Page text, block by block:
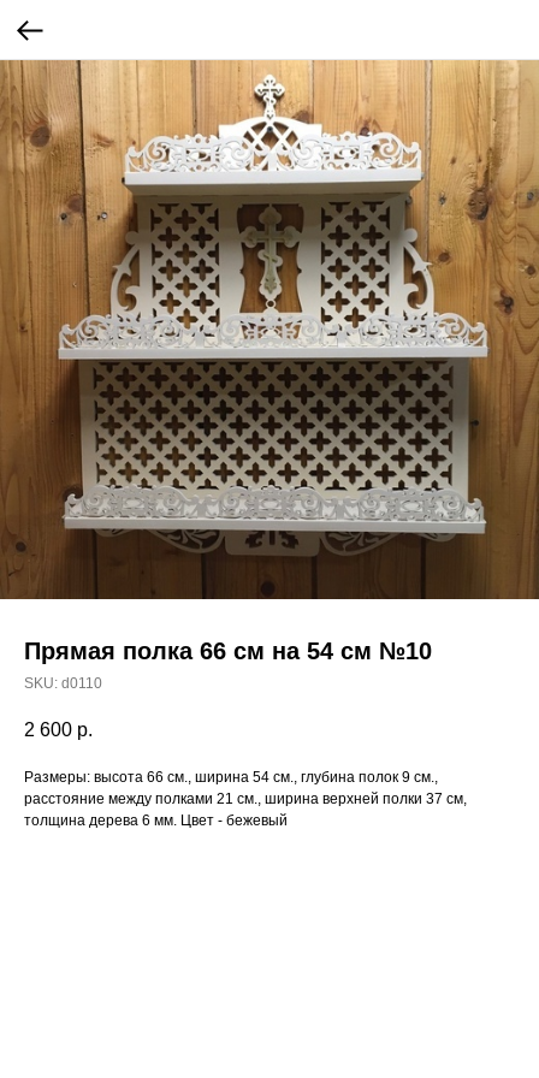
Прямая полка 66 см на 54 см №10
SKU: d0110
2 600 р.
Размеры: высота 66 см., ширина 54 см., глубина полок 9 см.,
расстояние между полками 21 см., ширина верхней полки 37 см,
толщина дерева 6 мм. Цвет - бежевый